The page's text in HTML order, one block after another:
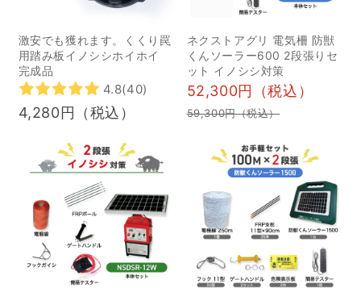
力が非常に高く、助走な
ば2メートルの高さを超え
ることができるため、通
常の柵では侵入を防ぎき
れないことがあります。
さらに、地面から20セン
チメートルのすき間があ
ればそこをくぐり抜けよ
うとします。 イノシシは
危険を感じると「猪突猛
進」となり攻撃的になる
ことがあるため、イノシ
激安でも獲れます。くくり罠
用踏み板イノシシホイホイ
完成品
4.8(40)
4,280円（税込）
ネクストアグリ 電気柵 防獣
くんソーラー600 2段張りセ
ット イノシシ対策
52,300円（税込）
59,300円（税込）